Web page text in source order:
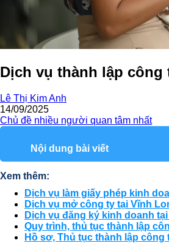
Dịch vụ thành lập
Lê Thị Kim Anh
14/09/2025
Chủ đề nhiều người quan tâm nhất
Nội dung bài viết
Xem thêm:
Dịch vụ làm giấy phép kinh
Dịch vụ mở công ty tại Vĩnh
Dịch vụ đăng ký kinh doanh
Quy trình, thủ tục thành lập
Hồ sơ, Thủ tục thành lập